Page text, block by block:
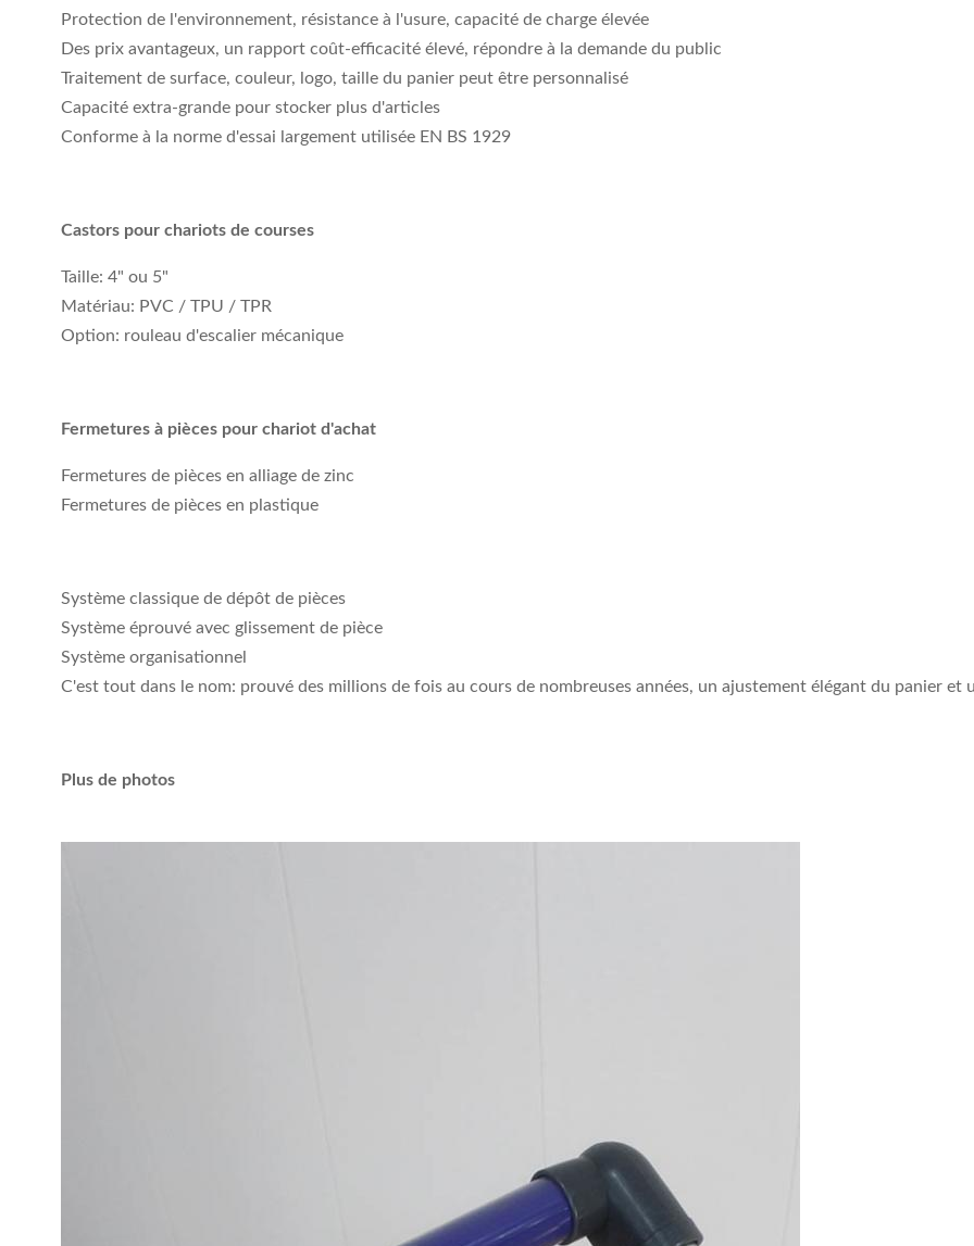
Protection de l'environnement, résistance à l'usure, capacité de charge élevée
Des prix avantageux, un rapport coût-efficacité élevé, répondre à la demande du public
Traitement de surface, couleur, logo, taille du panier peut être personnalisé
Capacité extra-grande pour stocker plus d'articles
Conforme à la norme d'essai largement utilisée EN BS 1929
Castors pour chariots de courses
Taille: 4" ou 5"
Matériau: PVC / TPU / TPR
Option: rouleau d'escalier mécanique
Fermetures à pièces pour chariot d'achat
Fermetures de pièces en alliage de zinc
Fermetures de pièces en plastique
Système classique de dépôt de pièces
Système éprouvé avec glissement de pièce
Système organisationnel
C'est tout dans le nom: prouvé des millions de fois au cours de nombreuses années, un ajustement élégant du panier
Plus de photos